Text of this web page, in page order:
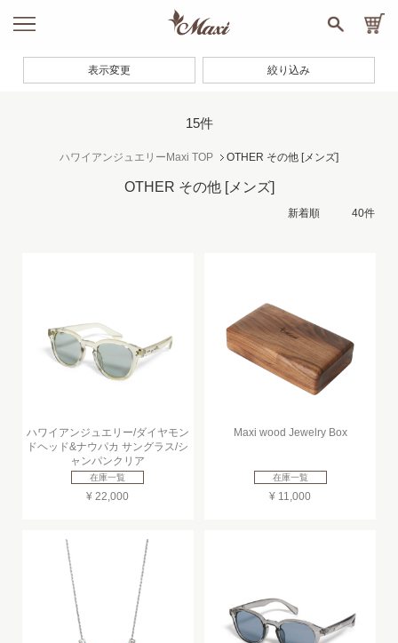
15件
ハワイアンジュエリーMaxi TOP OTHER その他 [メンズ]
OTHER その他 [メンズ]
ハワイアンジュエリー/ダイヤモン
ドヘッド&ナウパカ サングラス/シ
ャンパンクリア
在庫一覧
¥ 22,000
Maxi wood Jewelry Box
在庫一覧
¥ 11,000
表示変更 絞り込み